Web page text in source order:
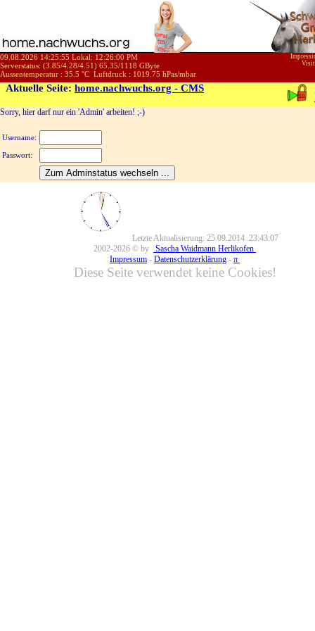
09.08.2026 14:25:55 Lokal: 12:26:00 PM
Serverstatus: (3.85/4.28/4.51) 65.35/1118 GByte
Aussentemperatur : 35.5 °C Luftdruck : 1019.75 hPas/mbar
Aktuelle Seite: home.nachwuchs.org - CMS
Sorry, hier darf nur ein 'Admin' arbeiten! ;-)
Username:
Passwort:
Letzte Aktualisierung: 25.09.2014 23:43:07
2002-2026 © by
Sascha Waidmann Herlikofen
Impressum - Datenschutzerklärung - π
Diese Seite verwendet keine Cookies!